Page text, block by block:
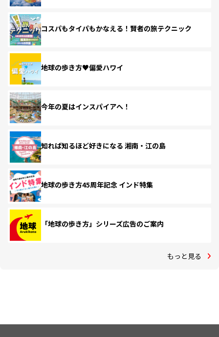
コスパもタイパもかなえる！賢者の旅テクニック
地球の歩き方♥偏愛ハワイ
今年の夏はインスパイアへ！
知れば知るほど好きになる 湘南・江の島
地球の歩き方45周年記念 インド特集
「地球の歩き方」シリーズ広告のご案内
もっと見る